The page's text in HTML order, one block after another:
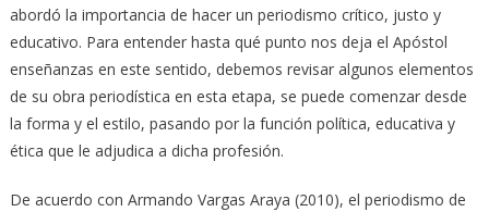
abordó la importancia de hacer un periodismo crítico, justo y
educativo. Para entender hasta qué punto nos deja el Apóstol
enseñanzas en este sentido, debemos revisar algunos elementos
de su obra periodística en esta etapa, se puede comenzar desde
la forma y el estilo, pasando por la función política, educativa y
ética que le adjudica a dicha profesión.
De acuerdo con Armando Vargas Araya (2010), el periodismo de